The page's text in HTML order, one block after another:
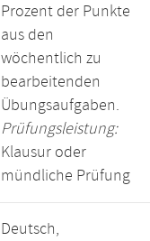
Prozent der Punkte
aus den
wöchentlich zu
bearbeitenden
Übungsaufgaben.
Prüfungsleistung:
Klausur oder
mündliche Prüfung
Deutsch,